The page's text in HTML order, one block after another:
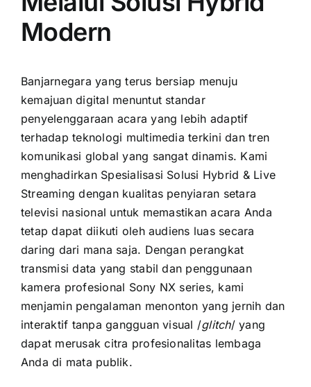
Modern
Banjarnegara yang terus bersiap menuju
kemajuan digital menuntut standar
penyelenggaraan acara yang lebih adaptif
terhadap teknologi multimedia terkini dan tren
komunikasi global yang sangat dinamis. Kami
menghadirkan Spesialisasi Solusi Hybrid & Live
Streaming dengan kualitas penyiaran setara
televisi nasional untuk memastikan acara Anda
tetap dapat diikuti oleh audiens luas secara
daring dari mana saja. Dengan perangkat
transmisi data yang stabil dan penggunaan
kamera profesional Sony NX series, kami
menjamin pengalaman menonton yang jernih dan
interaktif tanpa gangguan visual /glitch/ yang
dapat merusak citra profesionalitas lembaga
Anda di mata publik.